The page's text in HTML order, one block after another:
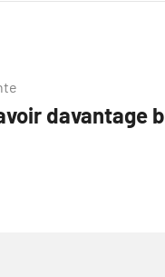
davantage